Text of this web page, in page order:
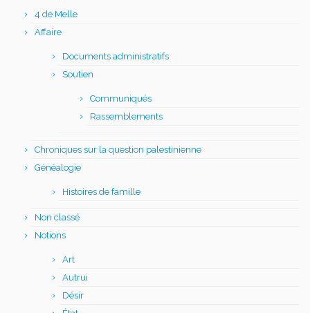
4 de Melle
Affaire
Documents administratifs
Soutien
Communiqués
Rassemblements
Chroniques sur la question palestinienne
Généalogie
Histoires de famille
Non classé
Notions
Art
Autrui
Désir